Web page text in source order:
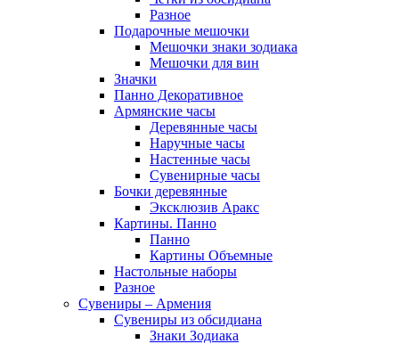
Разное
Подарочные мешочки
Мешочки знаки зодиака
Мешочки для вин
Значки
Панно Декоративное
Армянские часы
Деревянные часы
Наручные часы
Настенные часы
Сувенирные часы
Бочки деревянные
Эксклюзив Аракс
Картины. Панно
Панно
Картины Объемные
Настольные наборы
Разное
Сувениры – Армения
Сувениры из обсидиана
Знаки Зодиака